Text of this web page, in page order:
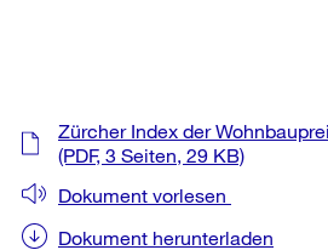
Weitere
Informationen
Zürcher Index der
(PDF, 3 Seiten, 29 KB)
Dokument vorlesen
Dokument herunterladen